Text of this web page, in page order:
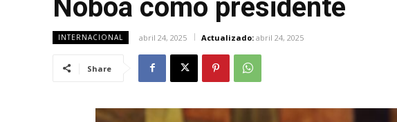
Noboa como presidente
INTERNACIONAL abril 24, 2025 Actualizado: abril 24, 2025
Share